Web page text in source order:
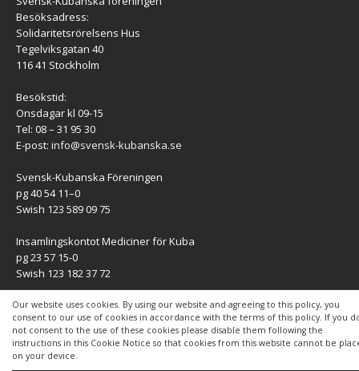
Our website uses cookies. By using our website and agreeing to this policy, you
consent to our use of cookies in accordance with the terms of this policy. If you
not consent to the use of these cookies please disable them following the
instructions in this Cookie Notice so that cookies from this website cannot be
on your device.
Besöksadress:
Solidaritetsrörelsens Hus
Tegelviksgatan 40
116 41 Stockholm
Besökstid:
Onsdagar kl 09-15
Tel: 08 – 31 95 30
E-post: info@svensk-kubanska.se
Svensk-Kubanska Föreningen
pg 40 54 11–0
Swish 123 589 09 75
Insamlingskontot Mediciner för Kuba
pg 23 57 15-0
Swish 123 182 37 72
KONTAKT
Kontaktuppgifter